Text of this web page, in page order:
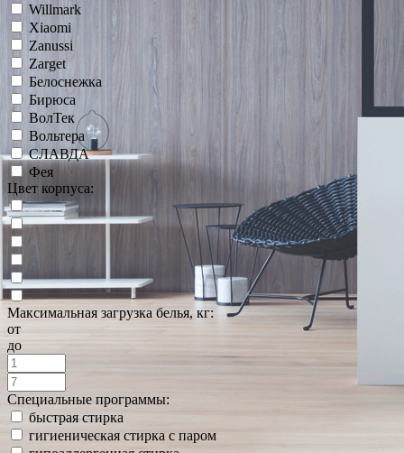
Willmark
Xiaomi
Zanussi
Zarget
Белоснежка
Бирюса
ВолТек
Вольтера
СЛАВДА
Фея
Цвет корпуса:
Максимальная загрузка белья, кг:
от
до
Специальные программы:
быстрая стирка
гигиеническая стирка с паром